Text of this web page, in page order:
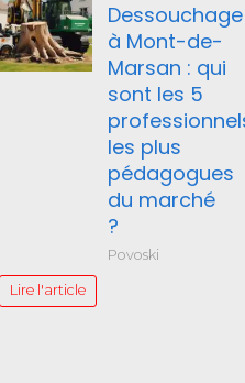
Dessouchage
à Mont-de-
Marsan : qui
sont les 5
les plus
pédagogues
du marché
?
Povoski
Lire l'article